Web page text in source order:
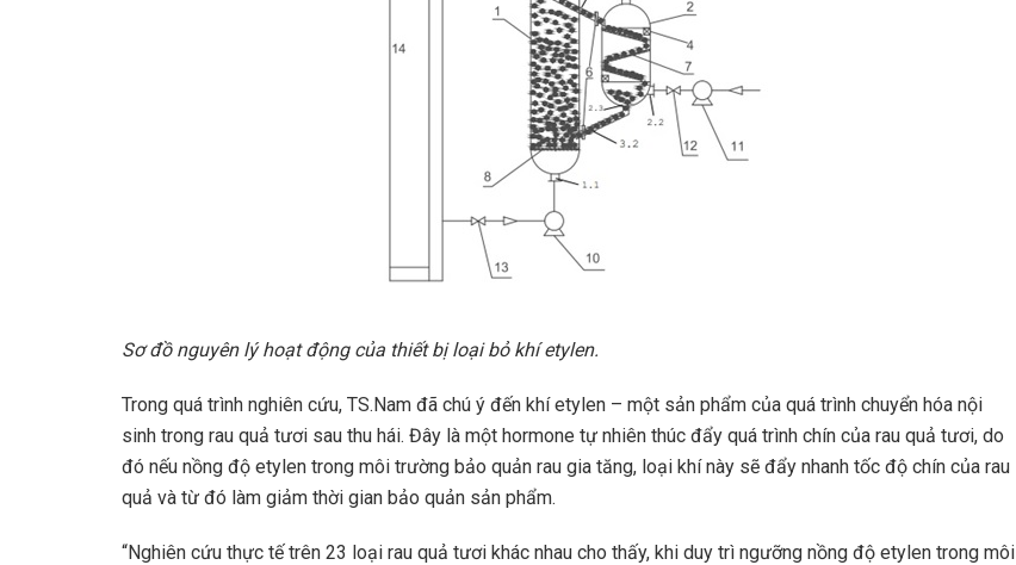
Sơ đồ nguyên lý hoạt động của thiết bị loại bỏ khí etylen.
Trong quá trình nghiên cứu, TS.Nam đã chú ý đến khí etylen – một sản phẩm của quá trình chuyển hóa nội
sinh trong rau quả tươi sau thu hái. Đây là một hormone tự nhiên thúc đẩy quá trình chín của rau quả tươi, do
đó nếu nồng độ etylen trong môi trường bảo quản rau gia tăng, loại khí này sẽ đẩy nhanh tốc độ chín của rau
quả và từ đó làm giảm thời gian bảo quản sản phẩm.
“Nghiên cứu thực tế trên 23 loại rau quả tươi khác nhau cho thấy, khi duy trì ngưỡng nồng độ etylen trong môi